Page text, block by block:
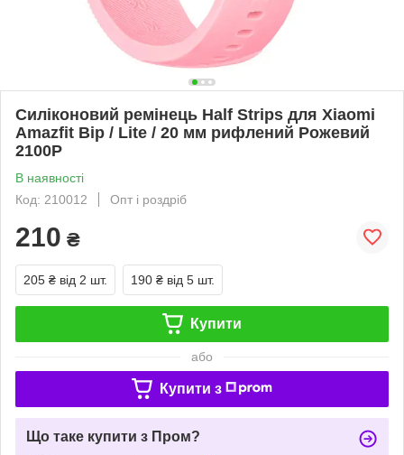
Силіконовий ремінець Half Strips для Xiaomi
Amazfit Bip / Lite / 20 мм рифлений Рожевий
2100P
В наявності
Код: 210012
Опт і роздріб
210 ₴
205 ₴ від 2 шт. 190 ₴ від 5 шт.
Купити
або
Купити з
Що таке купити з Пром?